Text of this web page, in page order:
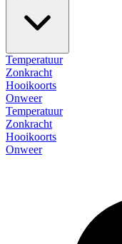
Temperatuur
Zonkracht
Hooikoorts
Onweer
Temperatuur
Zonkracht
Hooikoorts
Onweer